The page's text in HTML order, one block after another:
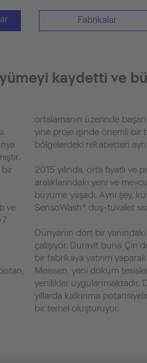
Fabrikalar
kaydetti ve
bir
ve
ortalamanın üzerinde
yine proje işinde önemli bir
bölgelerdeki rekabetten
2015 yılında, orta fiyatlı ve
aralıklarındaki yeni ve
büyüme yaşadı. Aynı şey,
SensoWash® duş-tuvalet
Dünyanın dört bir
çalışıyor. Duravit buna
bir fabrikaya yatırım
Meissen, yeni döküm
yenilikler uygulanmaktadır.
yıllarda kalkınma
bir temel oluşturuyor.